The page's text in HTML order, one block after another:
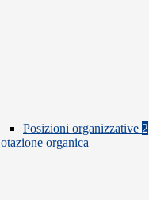
Posizioni organizzative 2
organica